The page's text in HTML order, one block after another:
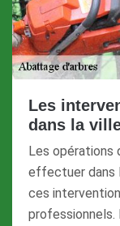
Les
dans la
Les opérations
effectuer dans
ces
professionnels.